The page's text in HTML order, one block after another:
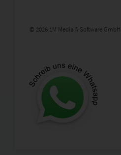
© 2026 1M Media & Software